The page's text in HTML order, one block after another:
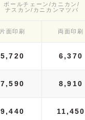
ボールチェーン/カニカン/
ナスカン/カニカンマツバ
片面印刷 両面印刷
5,720 6,370
7,590 8,910
9,440 11,450